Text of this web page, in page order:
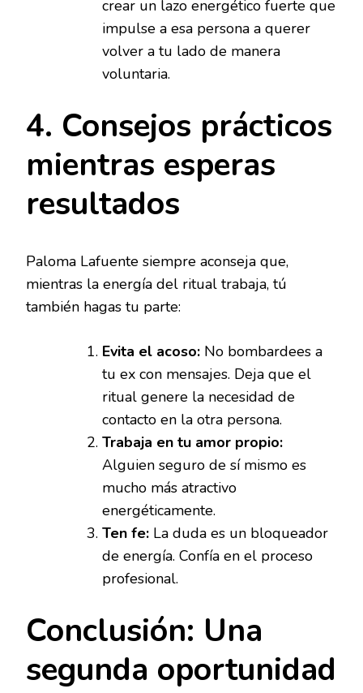
crear un lazo energético fuerte que
impulse a esa persona a querer
volver a tu lado de manera
voluntaria.
4. Consejos prácticos
mientras esperas
resultados
Paloma Lafuente siempre aconseja que,
mientras la energía del ritual trabaja, tú
también hagas tu parte:
Evita el acoso: No bombardees a
tu ex con mensajes. Deja que el
ritual genere la necesidad de
contacto en la otra persona.
Trabaja en tu amor propio:
Alguien seguro de sí mismo es
mucho más atractivo
energéticamente.
Ten fe: La duda es un bloqueador
de energía. Confía en el proceso
profesional.
Conclusión: Una
segunda oportunidad